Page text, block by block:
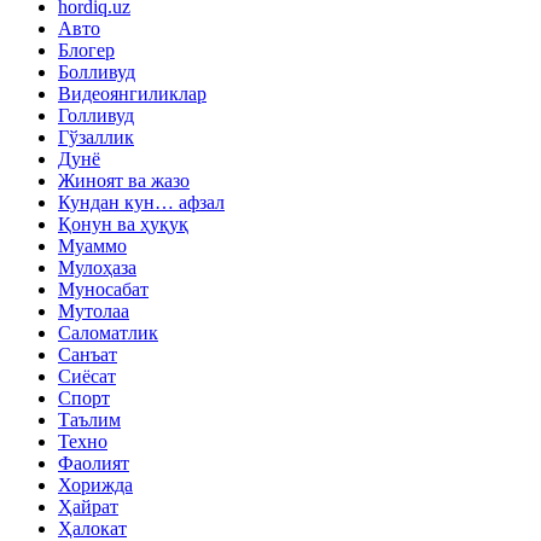
hordiq.uz
Авто
Блогер
Болливуд
Видеоянгиликлар
Голливуд
Гўзаллик
Дунё
Жиноят ва жазо
Кундан кун… афзал
Қонун ва ҳуқуқ
Муаммо
Мулоҳаза
Муносабат
Мутолаа
Саломатлик
Санъат
Сиёсат
Спорт
Таълим
Техно
Фаолият
Хорижда
Ҳайрат
Ҳалокат